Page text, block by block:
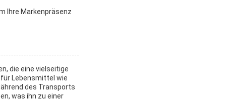
Ihre Markenpräsenz
die eine vielseitige
Lebensmittel wie
des Transports
was ihn zu einer